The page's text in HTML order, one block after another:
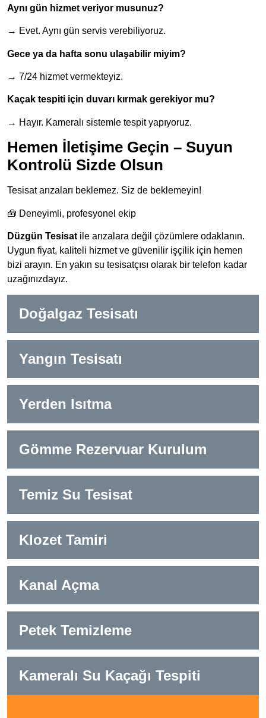
Doğalgaz Tesisatı
Yangın Tesisatı
Yerden Isıtma
Gömme Rezervuar Kurulum
Temiz Su Tesisat
Klozet Tamiri
Kanal Açma
Petek Temizleme
Kameralı Su Kaçağı Tespiti
Aynı gün hizmet veriyor musunuz?
→ Evet. Aynı gün servis verebiliyoruz.
Gece ya da hafta sonu ulaşabilir miyim?
→ 7/24 hizmet vermekteyiz.
Kaçak tespiti için duvarı kırmak gerekiyor mu?
→ Hayır. Kameralı sistemle tespit yapıyoruz.
Hemen İletişime Geçin – Suyun
Kontrolü Sizde Olsun
Tesisat arızaları beklemez. Siz de beklemeyin!
🧰 Deneyimli, profesyonel ekip
Düzgün Tesisat ile arızalara değil çözümlere odaklanın.
Uygun fiyat, kaliteli hizmet ve güvenilir işçilik için hemen
bizi arayın. En yakın su tesisatçısı olarak bir telefon kadar
uzağınızdayız.